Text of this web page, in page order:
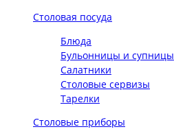
Столовая посуда
Блюда
Бульонницы и супницы
Салатники
Столовые сервизы
Тарелки
Столовые приборы